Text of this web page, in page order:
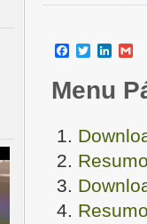
Facebook
Twitter
Menu